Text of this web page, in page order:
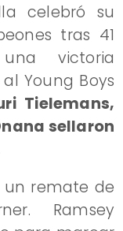
celebró su
tras 41
victoria
Young Boys
Tielemans,
sellaron
un remate de
Ramsey